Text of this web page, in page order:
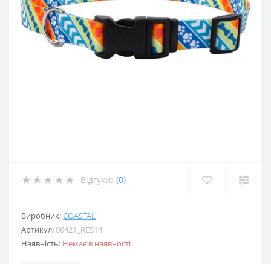
Відгуки: (0)
Виробник:COASTAL
Артикул:06421_RES14
Наявність: Немає в наявності